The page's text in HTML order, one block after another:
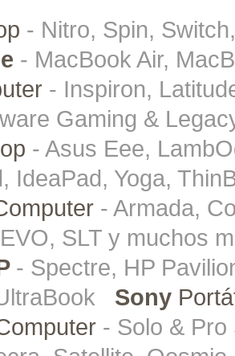
- Nitro, Spin,
- MacBook Air,
- Inspiron,
Gaming &
- Asus Eee,
IdeaPad, Yoga,
- Armada,
SLT y muchos
- Spectre, HP
Sony
- Solo &